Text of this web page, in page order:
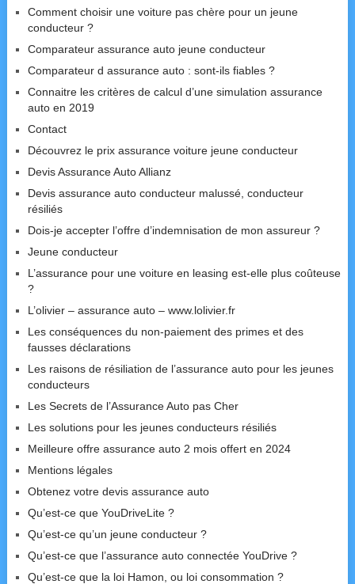
Comment choisir une voiture pas chère pour un jeune
conducteur ?
Comparateur assurance auto jeune conducteur
Comparateur d assurance auto : sont-ils fiables ?
Connaitre les critères de calcul d’une simulation assurance
auto en 2019
Contact
Découvrez le prix assurance voiture jeune conducteur
Devis Assurance Auto Allianz
Devis assurance auto conducteur malussé, conducteur
résiliés
Dois-je accepter l’offre d’indemnisation de mon assureur ?
Jeune conducteur
L’assurance pour une voiture en leasing est-elle plus coûteuse
?
L’olivier – assurance auto – www.lolivier.fr
Les conséquences du non-paiement des primes et des
fausses déclarations
Les raisons de résiliation de l’assurance auto pour les jeunes
conducteurs
Les Secrets de l’Assurance Auto pas Cher
Les solutions pour les jeunes conducteurs résiliés
Meilleure offre assurance auto 2 mois offert en 2024
Mentions légales
Obtenez votre devis assurance auto
Qu’est-ce que YouDriveLite ?
Qu’est-ce qu’un jeune conducteur ?
Qu’est-ce que l’assurance auto connectée YouDrive ?
Qu’est-ce que la loi Hamon, ou loi consommation ?